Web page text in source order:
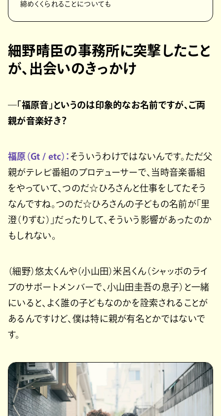
締めくくられることについても
細野晴臣の事務所に突撃したこと
が、出会いのきっかけ
―「福原音」というのは印象的なお名前ですが、ご両
親が音楽好き？
福原（Gt / etc）： そういうわけではないんです。ただ父
親がテレビ番組のプロデューサーで、当時音楽番組
をやっていて、つのだ☆ひろさんと仕事をしてたそう
なんですね。つのだ☆ひろさんの子どもの名前が「里
澄（りずむ）」だったりして、そういう影響があったのか
もしれない。
（細野）悠太くんや（小山田）米呂くん（シャッポのライ
ブのサポートメンバーで、小山田圭吾の息子）と一緒
にいると、よく誰の子どもなのかを詮索されることが
あるんですけど、僕は特に親が有名とかではないで
す。